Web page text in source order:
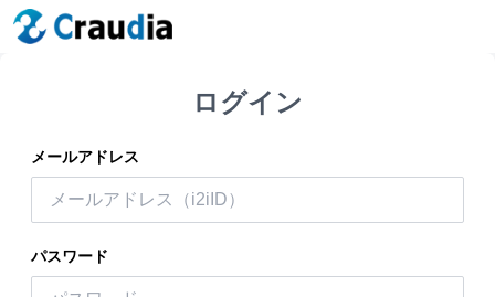
ログイン
メールアドレス
パスワード